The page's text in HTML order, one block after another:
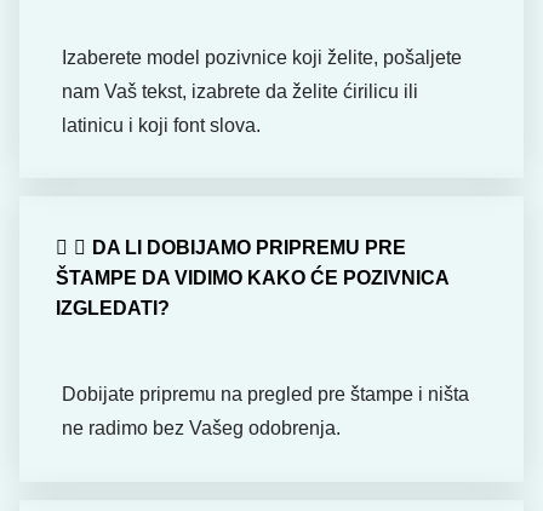
Izaberete model pozivnice koji želite, pošaljete
nam Vaš tekst, izabrete da želite ćirilicu ili
latinicu i koji font slova.
DA LI DOBIJAMO PRIPREMU PRE
ŠTAMPE DA VIDIMO KAKO ĆE POZIVNICA
IZGLEDATI?
Dobijate pripremu na pregled pre štampe i ništa
ne radimo bez Vašeg odobrenja.